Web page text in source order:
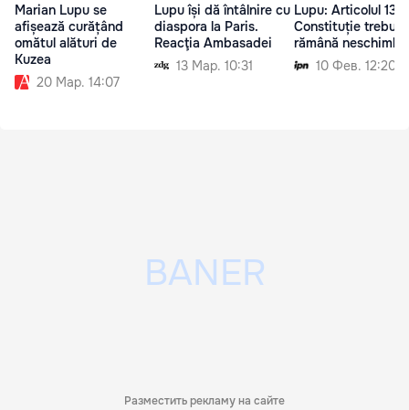
Marian Lupu se
afișează curățând
omătul alături de
Kuzea
20 Мар. 14:07
Lupu își dă întâlnire cu
diaspora la Paris.
Reacţia Ambasadei
13 Мар. 10:31
Lupu: Articolul 13
Constituție trebuie
rămână
10 Фев. 12:20
Разместить рекламу на сайте